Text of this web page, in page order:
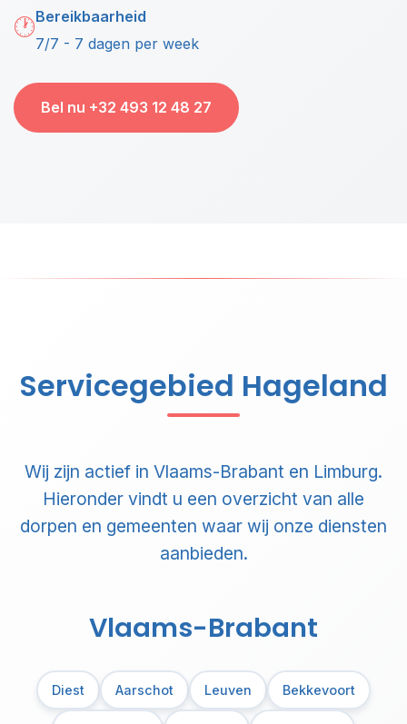
🕐Bereikbaarheid
7/7 - 7 dagen per week
Bel nu +32 493 12 48 27
Servicegebied Hageland
Wij zijn actief in Vlaams-Brabant en Limburg.
Hieronder vindt u een overzicht van alle
dorpen en gemeenten waar wij onze diensten
aanbieden.
Vlaams-Brabant
Diest Aarschot Leuven Bekkevoort